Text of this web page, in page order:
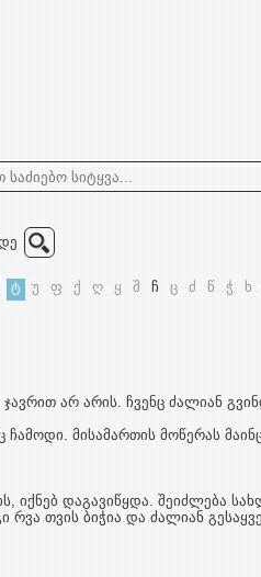
ტ უ ფ ქ ღ ყ შ ჩ ც ძ წ ჭ ხ
არ არის. ჩვენც ძალიან
მისამართის მოწერას
იქნებ დაგავიწყდა. შეიძლება
რვა თვის ბიჭია და ძალიან